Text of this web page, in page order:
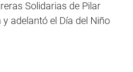
Solidarias de Pilar
adelantó el Día del Niño